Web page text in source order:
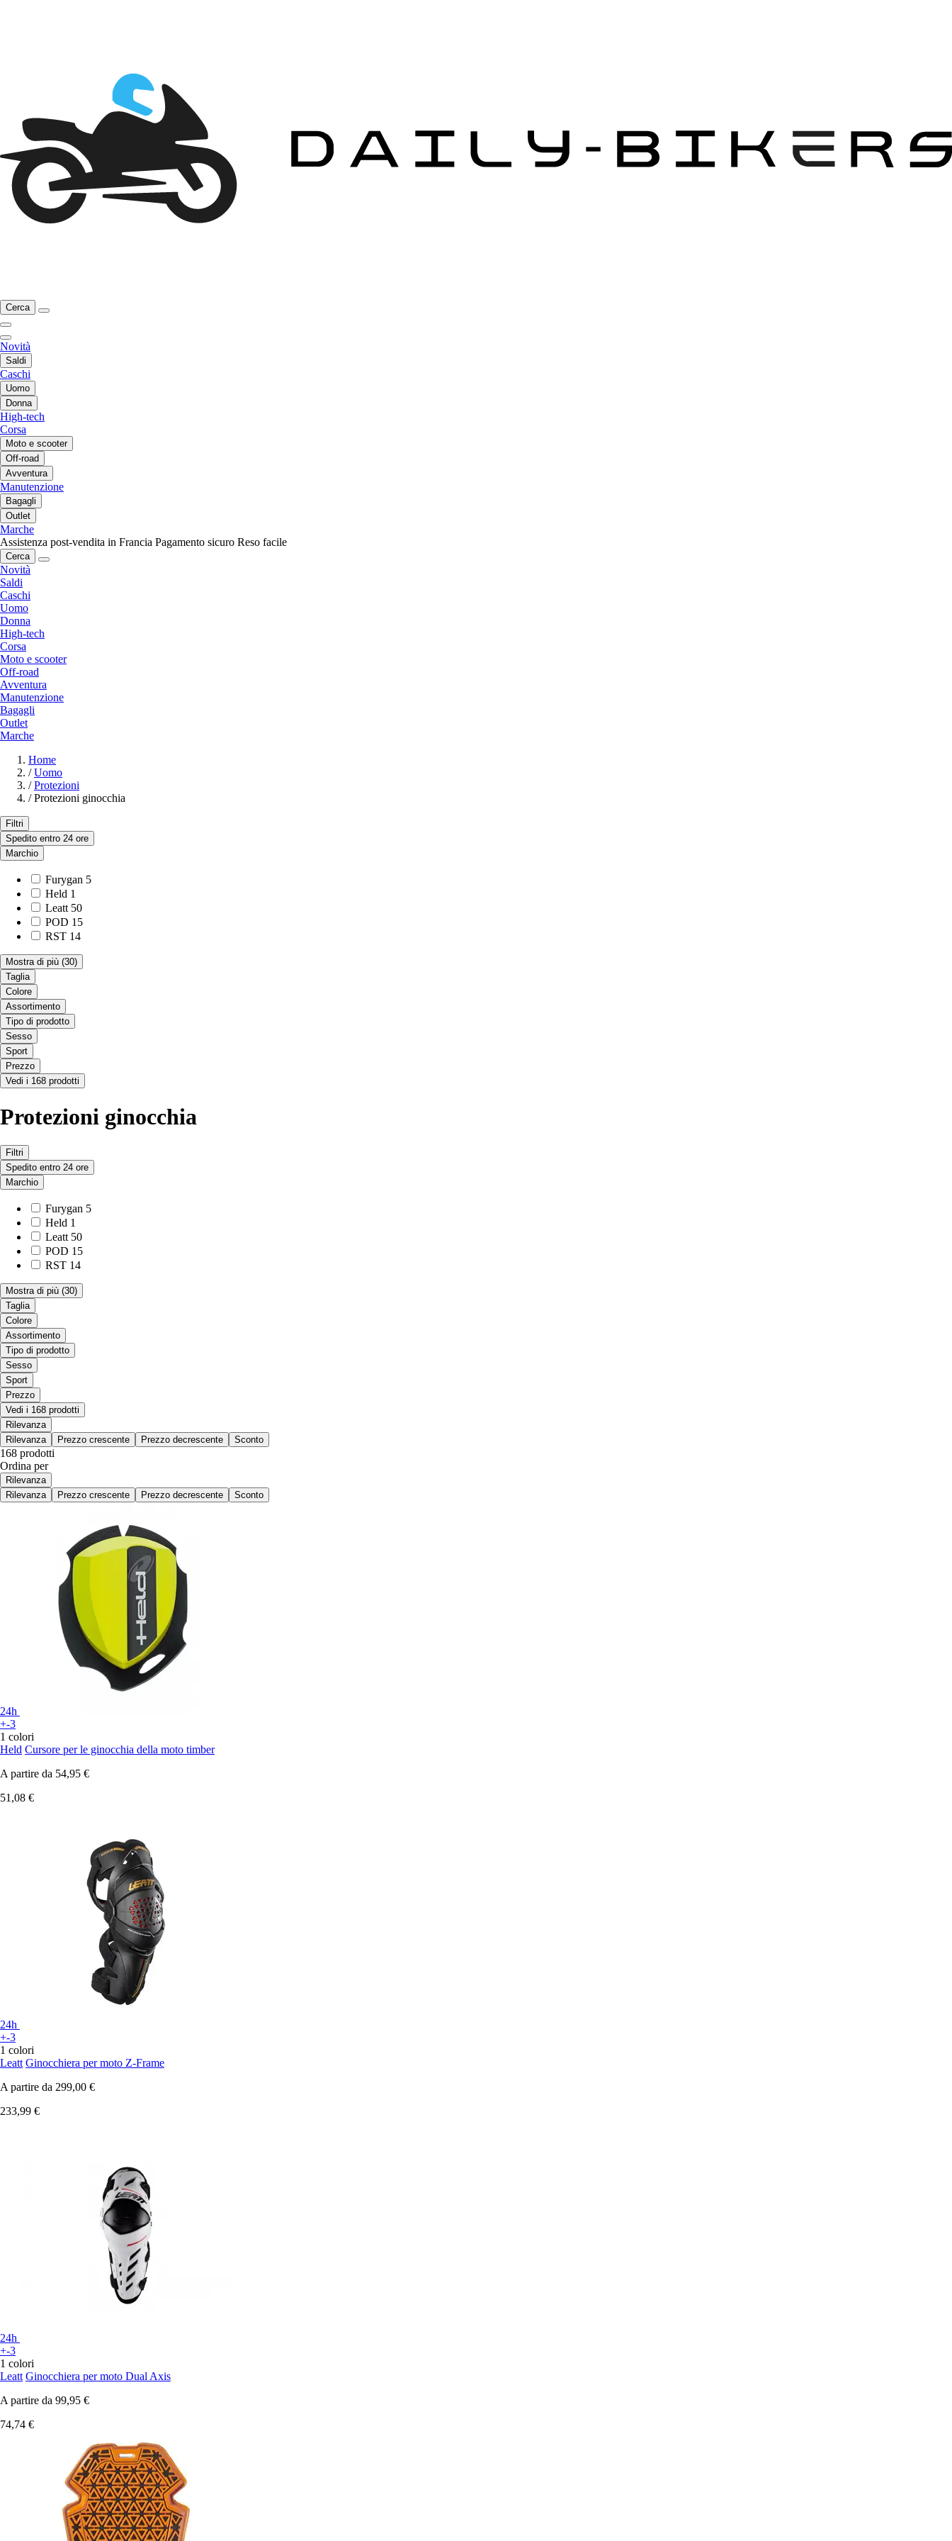
Cerca
Novità
Saldi
Caschi
Uomo
Donna
High-tech
Corsa
Moto e scooter
Off-road
Avventura
Manutenzione
Bagagli
Outlet
Marche
Assistenza post-vendita in Francia Pagamento sicuro Reso facile
Cerca
Novità
Saldi
Caschi
Uomo
Donna
High-tech
Corsa
Moto e scooter
Off-road
Avventura
Manutenzione
Bagagli
Outlet
Marche
Home
/ Uomo
/ Protezioni
/ Protezioni ginocchia
Filtri
Spedito entro 24 ore
Marchio
Furygan 5
Held 1
Leatt 50
POD 15
RST 14
Mostra di più (30)
Taglia
Colore
Assortimento
Tipo di prodotto
Sesso
Sport
Prezzo
Vedi i 168 prodotti
Protezioni ginocchia
Filtri
Spedito entro 24 ore
Marchio
Furygan 5
Held 1
Leatt 50
POD 15
RST 14
Mostra di più (30)
Taglia
Colore
Assortimento
Tipo di prodotto
Sesso
Sport
Prezzo
Vedi i 168 prodotti
Rilevanza
Rilevanza
Prezzo crescente Prezzo decrescente Sconto
168 prodotti
Ordina per
Rilevanza
Rilevanza
Prezzo crescente Prezzo decrescente Sconto
24h
+-3
1 colori
Held Cursore per le ginocchia della moto timber
A partire da 54,95 €
51,08 €
24h
+-3
1 colori
Leatt Ginocchiera per moto Z-Frame
A partire da 299,00 €
233,99 €
24h
+-3
1 colori
Leatt Ginocchiera per moto Dual Axis
A partire da 99,95 €
74,74 €